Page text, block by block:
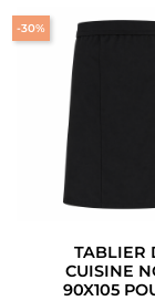
TABLIER
CUISINE
90X105
-30%